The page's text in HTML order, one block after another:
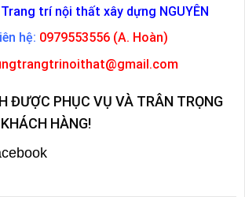
trí nội thất xây dựng NGUYÊN
hệ: 0979553556 (A. Hoàn)
ĐƯỢC PHỤC VỤ VÀ TRÂN TRỌNG
HÀNG!